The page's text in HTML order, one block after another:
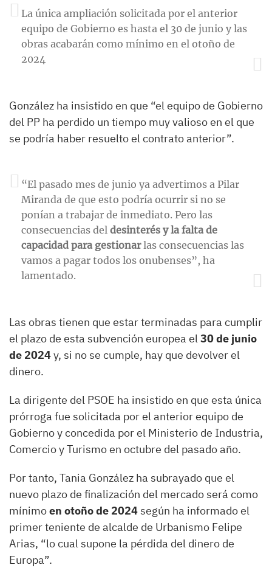
La única ampliación solicitada por el anterior
equipo de Gobierno es hasta el 30 de junio y las
obras acabarán como mínimo en el otoño de
2024
González ha insistido en que “el equipo de Gobierno
del PP ha perdido un tiempo muy valioso en el que
se podría haber resuelto el contrato anterior”.
“El pasado mes de junio ya advertimos a Pilar
Miranda de que esto podría ocurrir si no se
ponían a trabajar de inmediato. Pero las
consecuencias del desinterés y la falta de
capacidad para gestionarlas consecuencias las
vamos a pagar todos los onubenses”, ha
lamentado.
Las obras tienen que estar terminadas para cumplir
el plazo de esta subvención europea el 30 de junio
de 2024y, si no se cumple, hay que devolver el
dinero.
La dirigente del PSOE ha insistido en que esta única
prórroga fue solicitada por el anterior equipo de
Gobierno y concedida por el Ministerio de Industria,
Comercio y Turismo en octubre del pasado año.
Por tanto, Tania González ha subrayado que el
nuevo plazo de finalización del mercado será como
mínimoen otoño de 2024según ha informado el
primer teniente de alcalde de Urbanismo Felipe
Arias, “lo cual supone la pérdida del dinero de
Europa”.